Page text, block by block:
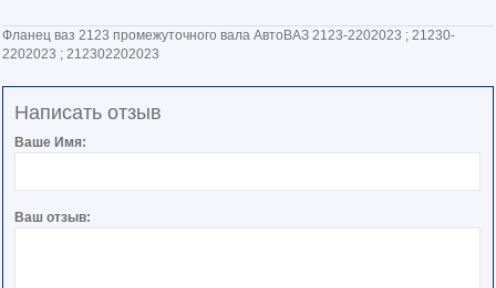
Фланец ваз 2123 промежуточного вала АвтоВАЗ 2123-2202023 ; 21230-
2202023 ; 212302202023
Написать отзыв
Ваше Имя:
Ваш отзыв: